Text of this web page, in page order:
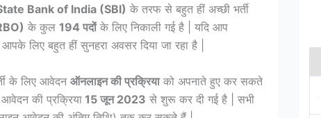
Bank of India (SBI) के तरफ से बहुत हीं अच्छी भर्ती
के कुल 194 पदोंके लिए निकाली गई है | यदि आप
लिए बहुत हीं सुनहरा अवसर दिया जा रहा है |
के लिए आवेदन ऑनलाइन की प्रक्रियाको अपनाते हुए कर सकते
की प्रक्रिया 15 जून 2023 से शुरू कर दी गई है | सभी